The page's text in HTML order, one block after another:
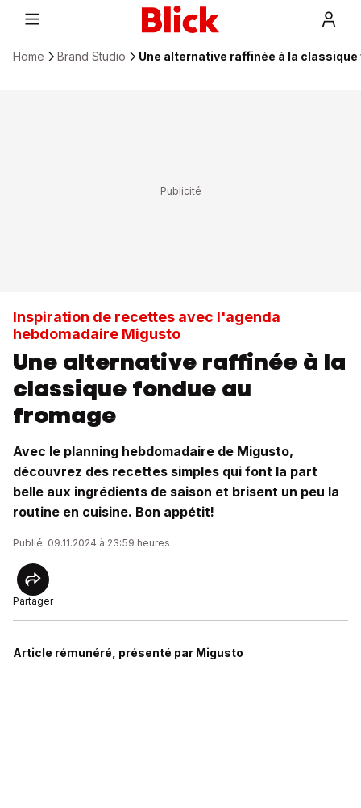
Home Brand Studio Une alternative raffinée à la
Inspiration de recettes avec l'agenda
hebdomadaire Migusto
Une alternative raffinée à la
classique fondue au
fromage
Avec le planning hebdomadaire de Migusto,
découvrez des recettes simples qui font la part
belle aux ingrédients de saison et brisent un peu la
routine en cuisine. Bon appétit!
Publié: 09.11.2024 à 23:59 heures
Partager
Article rémunéré, présenté par Migusto